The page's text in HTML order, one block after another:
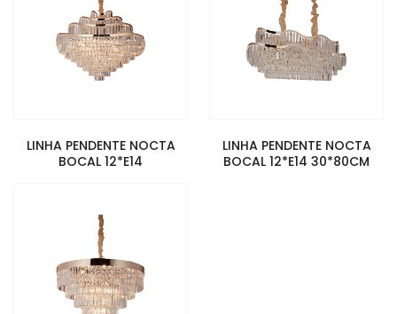
LINHA PENDENTE NOCTA
BOCAL 12*E14
LINHA PENDENTE NOCTA
BOCAL 12*E14 30*80CM